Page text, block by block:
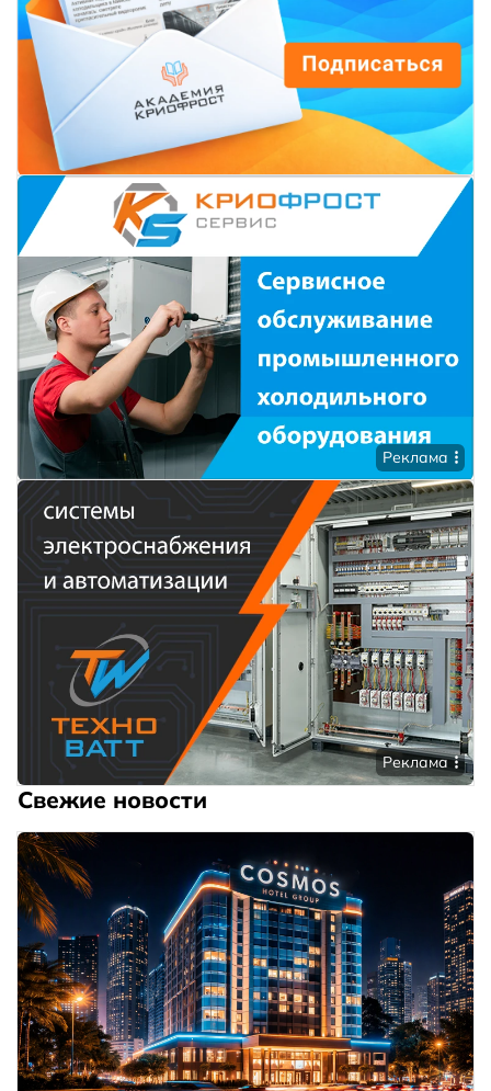
Реклама
Реклама
Свежие новости